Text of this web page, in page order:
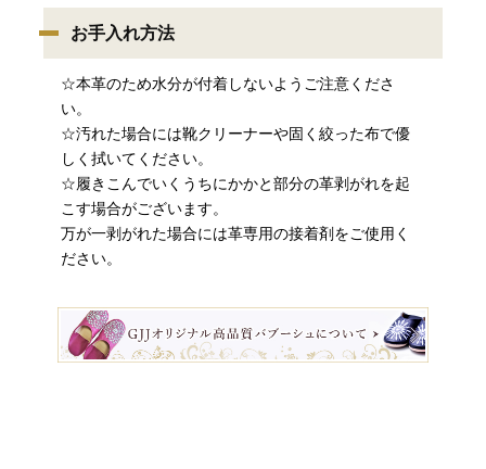
お手入れ方法
☆本革のため水分が付着しないようご注意くださ
い。
☆汚れた場合には靴クリーナーや固く絞った布で優
しく拭いてください。
☆履きこんでいくうちにかかと部分の革剥がれを起
こす場合がございます。
万が一剥がれた場合には革専用の接着剤をご使用く
ださい。